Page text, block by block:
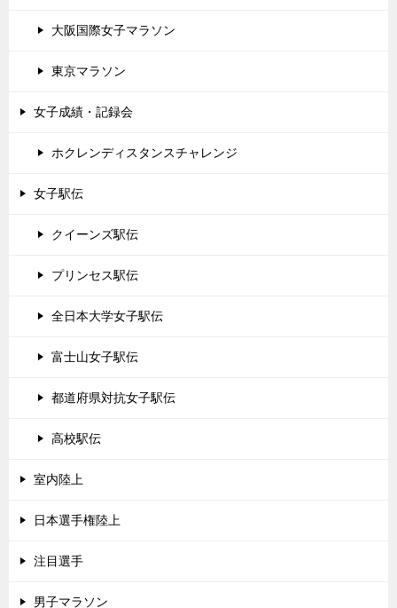
大阪国際女子マラソン
東京マラソン
女子成績・記録会
ホクレンディスタンスチャレンジ
女子駅伝
クイーンズ駅伝
プリンセス駅伝
全日本大学女子駅伝
富士山女子駅伝
都道府県対抗女子駅伝
高校駅伝
室内陸上
日本選手権陸上
注目選手
男子マラソン